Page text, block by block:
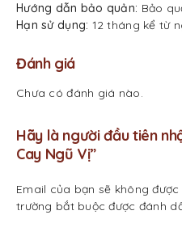
Hướng dẫn bảo quản: Bảo
Hạn sử dụng: 12 tháng kể từ
Đánh giá
Chưa có đánh giá nào.
Hãy là người đầu tiên
Cay Ngũ Vị”
Email của bạn sẽ không
trường bắt buộc được đánh